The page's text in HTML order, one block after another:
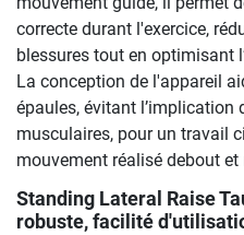
correcte durant l'exercice,
blessures tout en optimisant
La conception de l'appareil
épaules, évitant l’implication
musculaires, pour un travail
mouvement réalisé debout et
Standing Lateral Raise
robuste, facilité